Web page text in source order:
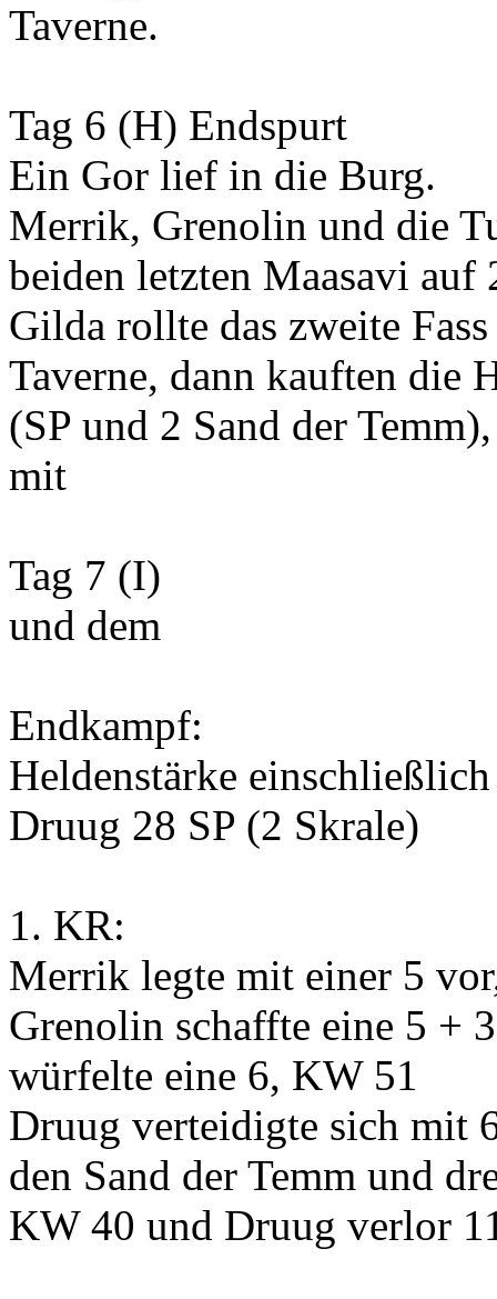
Taverne.
Tag 6 (H) Endspurt
Ein Gor lief in die Burg.
Merrik, Grenolin und die
beiden letzten Maasavi auf
Gilda rollte das zweite
Taverne, dann kauften die
(SP und 2 Sand der
mit
Tag 7 (I)
und dem
Endkampf:
Heldenstärke
Druug 28 SP (2 Skrale)
1. KR:
Merrik legte mit einer 5
Grenolin schaffte eine 5 +
würfelte eine 6, KW 51
Druug verteidigte sich mit
den Sand der Temm und
KW 40 und Druug verlor